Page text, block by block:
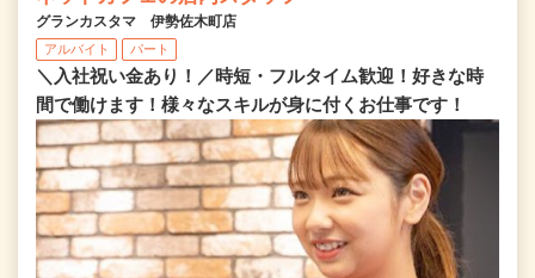
グランカスタマ 伊勢佐木町店
アルバイト パート
＼入社祝い金あり！／時短・フルタイム歓迎！好きな時
間で働けます！様々なスキルが身に付くお仕事です！